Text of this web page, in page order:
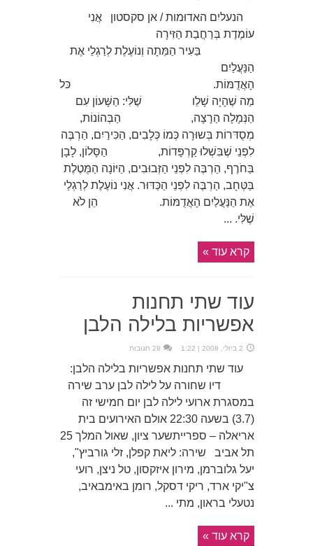
הנעליִם האדוּמות / אן סקסטון אֲנִי
עוֹמֶדֶת בְּרַחֲבַת הַזִּירָה
בַּעִיר הַמֵּתָה וְנוֹעֶלֶת לְרַגְלַי אֶת
הַנַּעֲלַיִם
הָאֲדֻמּוֹת. כּל
מַה שֶׁהָיָה שָׁלֵו שֶׁלִּי: הַשָּׁעוֹן עִם
הַנְּמָלָה הַרָצָה, הַבְּהוֹנוֹת,
מְסֻדּרוֹת בְּשוּרָה כְּמוֹ כְּלָבִים, הַכִּירַיִם, הַרְבֶּה
לִפְנֵי שֶׁבִּשְׁלוּ קַרְפָּדוֹת, הַסָּלוֹן, לָבָן
בַּחֹרֶף, הַרְבֶּה לִפְנֵי הַזְּבוּבִים, הַיּוֹנָה הַמֻּטֶלֶת
בַּטְּחָב, הַרְבֶּה לִפְנֵי הַכַּדּוּר. אֲנִי נוֹעֶלֶת לְרַגְלַי
אֶת הַנַּעֲלַיִם הָאֲדֻמּוֹת. הֵן לֹא
שֶׁלִּי. ...
קרא עוד »
עוד שתי תחנות
אפשריות בלילה הלבן
2 ביולי, 2008 | 1:22 28 תגובות
עוד שתי תחנות אפשריות בלילה הלבן:
דיו שחורה על לילה לבן ערב שירה
במסגרת ארועי לילה לבן יום חמישי זה
(3.7) בשעה 22:30 אולם האירועים בית
אריאלה – ספרייתשער ציון, שאול המלך 25
תל אביב שירה: ליאת קפלן, זלי גורביץ",
יעל גלוברמן, מירון איזקסון, טל ניצן, רועי
צ"יקי ארד, ריקי דסקל, רומן באימבאיב,
נטעלי בראון, מתי ...
קרא עוד »